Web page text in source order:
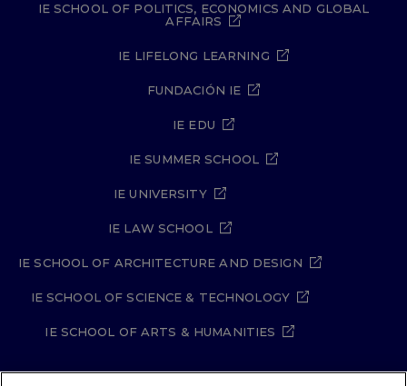
IE SCHOOL OF POLITICS, ECONOMICS AND GLOBAL
AFFAIRS
IE LIFELONG LEARNING
FUNDACIÓN IE
IE EDU
IE SUMMER SCHOOL
IE UNIVERSITY
IE LAW SCHOOL
IE SCHOOL OF ARCHITECTURE AND DESIGN
IE SCHOOL OF SCIENCE & TECHNOLOGY
IE SCHOOL OF ARTS & HUMANITIES